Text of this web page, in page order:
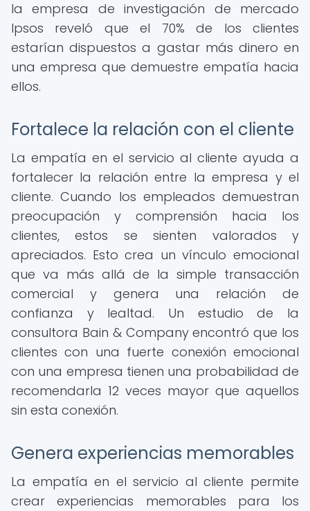
la empresa de investigación de mercado
Ipsos reveló que el 70% de los clientes
estarían dispuestos a gastar más dinero en
una empresa que demuestre empatía hacia
ellos.
Fortalece la relación con el cliente
La empatía en el servicio al cliente ayuda a
fortalecer la relación entre la empresa y el
cliente. Cuando los empleados demuestran
preocupación y comprensión hacia los
clientes, estos se sienten valorados y
apreciados. Esto crea un vínculo emocional
que va más allá de la simple transacción
comercial y genera una relación de
confianza y lealtad. Un estudio de la
consultora Bain & Company encontró que los
clientes con una fuerte conexión emocional
con una empresa tienen una probabilidad de
recomendarla 12 veces mayor que aquellos
sin esta conexión.
Genera experiencias memorables
La empatía en el servicio al cliente permite
crear experiencias memorables para los